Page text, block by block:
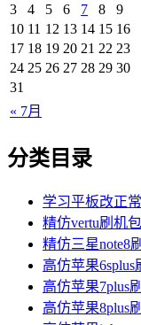
« 7月
3
4 5 6 7 8
9
10 11 12 13 14 15 16
17 18 19 20 21 22 23
24 25 26 27 28 29 30
31
分类目录
学习平板改正
精仿vertu刷机
精仿三星note8
高仿苹果6splus
高仿苹果7plus
高仿苹果8plus